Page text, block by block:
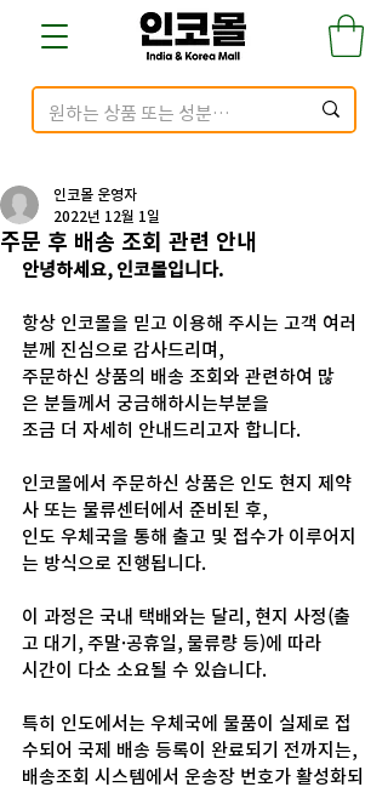
주문 후 배송 조회 관련 안내
인코몰 운영자
2022년 12월 1일
안녕하세요, 인코몰입니다.
항상 인코몰을 믿고 이용해 주시는 고객 여러
분께 진심으로 감사드리며,
주문하신 상품의 배송 조회와 관련하여 많
은 분들께서 궁금해하시는부분을
조금 더 자세히 안내드리고자 합니다.
인코몰에서 주문하신 상품은 인도 현지 제약
사 또는 물류센터에서 준비된 후,
인도 우체국을 통해 출고 및 접수가 이루어지
는 방식으로 진행됩니다.
이 과정은 국내 택배와는 달리, 현지 사정(출
고 대기, 주말·공휴일, 물류량 등)에 따라
시간이 다소 소요될 수 있습니다.
특히 인도에서는 우체국에 물품이 실제로 접
수되어 국제 배송 등록이 완료되기 전까지는,
배송조회 시스템에서 운송장 번호가 활성화되